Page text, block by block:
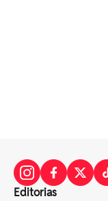
Editorias